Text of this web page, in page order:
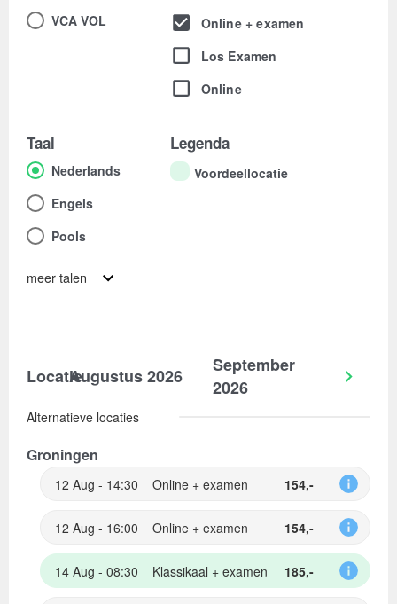
VCA VOL
Online + examen
Los Examen
Online
Taal
Nederlands
Engels
Pools
meer talen
Legenda
Voordeellocatie
LocatieAugustus 2026
September
2026
Alternatieve locaties
Groningen
12 Aug - 14:30 Online + examen 154,-
12 Aug - 16:00 Online + examen 154,-
14 Aug - 08:30 Klassikaal + examen 185,-